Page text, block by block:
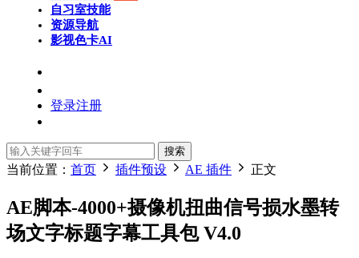
自习室技能
资源导航
影视色卡AI
登录注册
搜索
当前位置： 首页 插件预设 AE 插件 正文
AE脚本-4000+摄像机扭曲信号损水墨转
场文字标题字幕工具包 V4.0